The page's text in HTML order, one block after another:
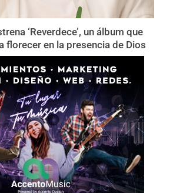
‘Reverdece’, un álbum que
florecer en la presencia de Dios